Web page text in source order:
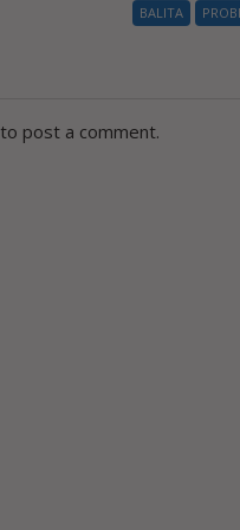
BALITA
to post a comment.